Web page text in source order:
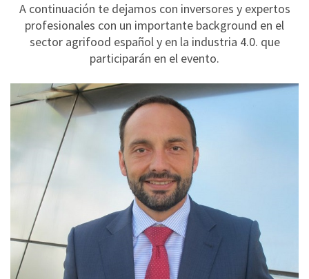
A continuación te dejamos con inversores y expertos
profesionales con un importante background en el
sector agrifood español y en la industria 4.0. que
participarán en el evento.